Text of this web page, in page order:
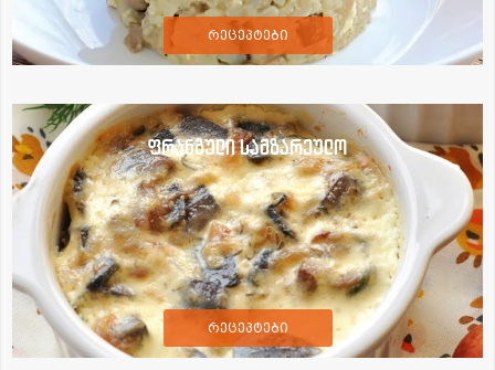
რეცეპტები
ფრანგული სამზარეულო
რეცეპტები